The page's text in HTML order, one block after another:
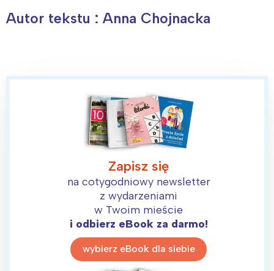
Autor tekstu : Anna Chojnacka
Zapisz się
na cotygodniowy newsletter
z wydarzeniami
w Twoim mieście
i odbierz eBook za darmo!
wybierz eBook dla siebie